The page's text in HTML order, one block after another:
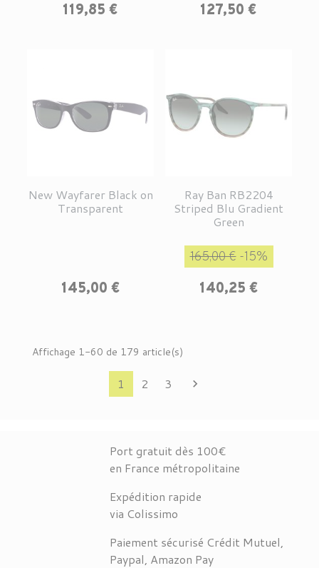
119,85 €
127,50 €
New Wayfarer Black on
Transparent
Prix
145,00 €
Ray Ban RB2204
Striped Blu Gradient
Green
Prix de base
165,00 €-15%
140,25 €
Affichage 1-60 de 179 article(s)
1 2 3 Suivant

Port gratuit dès 100€
en France métropolitaine
Expédition rapide
via Colissimo
Paiement sécurisé Crédit Mutuel,
Paypal, Amazon Pay